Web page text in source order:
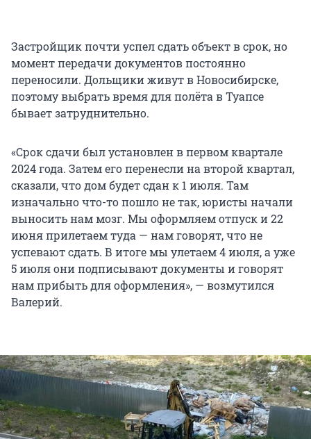
Застройщик почти успел сдать объект в срок, но
момент передачи документов постоянно
переносили. Дольщики живут в Новосибирске,
поэтому выбрать время для полёта в Туапсе
бывает затруднительно.
«Срок сдачи был установлен в первом квартале
2024 года. Затем его перенесли на второй квартал,
сказали, что дом будет сдан к 1 июля. Там
изначально что-то пошло не так, юристы начали
выносить нам мозг. Мы оформляем отпуск и 22
июня прилетаем туда — нам говорят, что не
успевают сдать. В итоге мы улетаем 4 июля, а уже
5 июля они подписывают документы и говорят
нам прибыть для оформления», — возмутился
Валерий.